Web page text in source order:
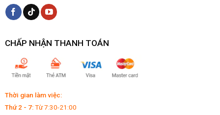
CHẤP NHẬN THANH TOÁN
Thời gian làm việc:
Thứ 2 - 7:Từ 7:30-21:00